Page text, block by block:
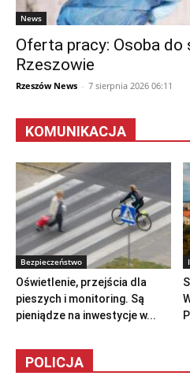
News
Oferta pracy: Osoba do
Rzeszowie
Rzeszów News - 7 sierpnia 2026 06:11
KOMUNIKACJA
Bezpieczeństwo
Oświetlenie, przejścia dla
pieszych i monitoring. Są
pieniądze na inwestycje w...
POLICJA